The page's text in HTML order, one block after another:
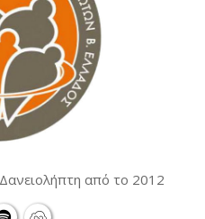
από το 2012